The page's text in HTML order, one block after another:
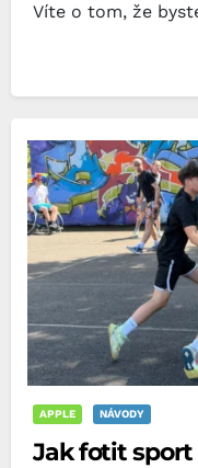
Víte o tom, že
APPLE NÁVODY
Jak fotit sport